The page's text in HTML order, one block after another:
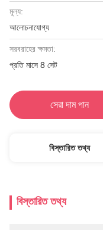
মূল্য:
আলোচনাযোগ্য
সরবরাহের ক্ষমতা:
প্রতি মাসে 8 সেট
সেরা দাম পান
বিস্তারিত তথ্য
বিস্তারিত তথ্য